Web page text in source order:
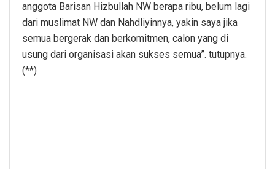
anggota Barisan Hizbullah NW berapa ribu, belum lagi
dari muslimat NW dan Nahdliyinnya, yakin saya jika
semua bergerak dan berkomitmen, calon yang di
usung dari organisasi akan sukses semua”. tutupnya.
(**)